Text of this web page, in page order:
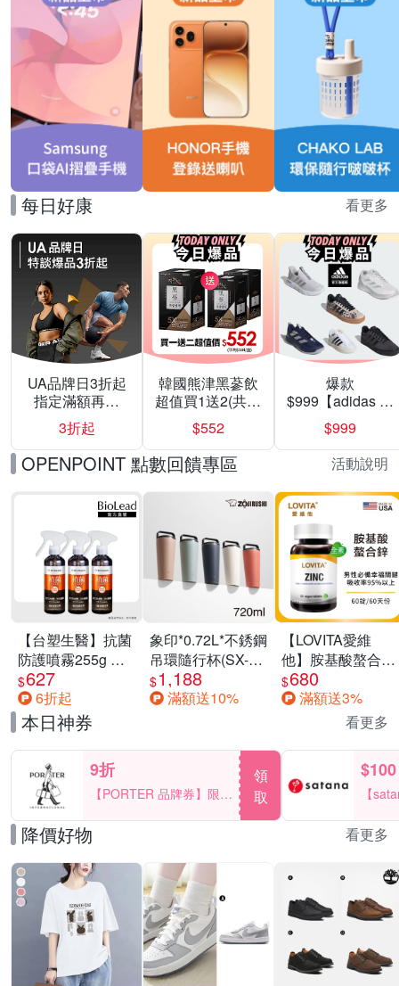
每日好康 看更多
UA品牌日3折起
指定滿額再折
200
3折起
韓國熊津黑蔘飲
超值買1送2(共24
入組)
$552
爆款
$999【adidas 愛
迪達】男/女 精選
運動鞋休閒鞋 任
選均一價
$999
OPENPOINT 點數回饋專區 活動說明
【台塑生醫】抗菌
防護噴霧255g 三
入組
$627
6折起
象印*0.72L*不銹鋼
吊環隨行杯(SX-
LA72H)
$1,188
滿額送10%
【LOVITA愛維
他】胺基酸螯合鋅
x2瓶30mg素食錠
(鋅錠)
$680
滿額送3%
本日神券 看更多
9折
【PORTER 品牌券】限時
2天 滿2000享9折
領
取
$100
【
一件
降價好物 看更多